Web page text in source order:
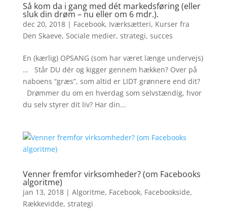
Så kom da i gang med dét markedsføring (eller
sluk din drøm – nu eller om 6 mdr.).
dec 20, 2018| Facebook, Iværksætteri, Kurser fra
Den Skaeve, Sociale medier, strategi, succes
En (kærlig) OPSANG (som har været længe undervejs)
… Står DU dér og kigger gennem hækken? Over på
naboens “græs”, som altid er LIDT grønnere end dit?
Drømmer du om en hverdag som selvstændig, hvor
du selv styrer dit liv? Har din...
Venner fremfor virksomheder? (om Facebooks
algoritme)
jan 13, 2018| Algoritme, Facebook, Facebookside,
Rækkevidde, strategi